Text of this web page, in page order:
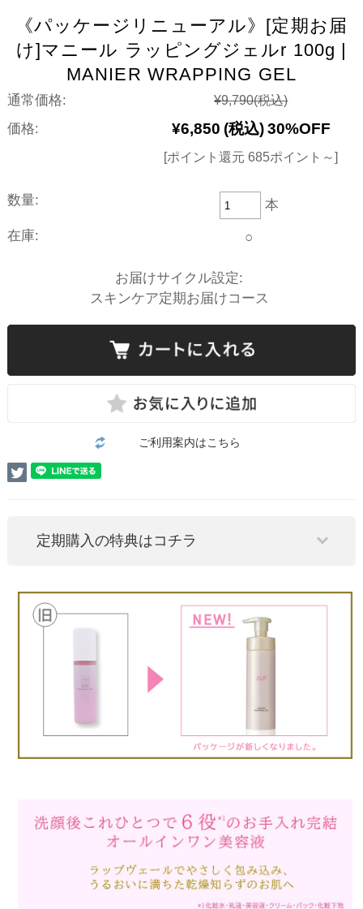
《パッケージリニューアル》[定期お届
け]マニール ラッピングジェルr 100g |
MANIER WRAPPING GEL
通常価格: ¥9,790(税込)
価格: ¥6,850 (税込)30%OFF
[ポイント還元 685ポイント～]
数量: 本
在庫: ○
お届けサイクル設定:
スキンケア定期お届けコース
ご利用案内はこちら
定期購入の特典はコチラ